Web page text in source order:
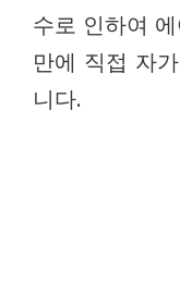
수로 인하여
만에 직접 자
니다.